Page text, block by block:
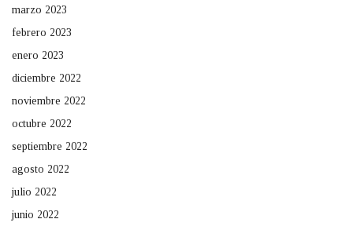
marzo 2023
febrero 2023
enero 2023
diciembre 2022
noviembre 2022
octubre 2022
septiembre 2022
agosto 2022
julio 2022
junio 2022